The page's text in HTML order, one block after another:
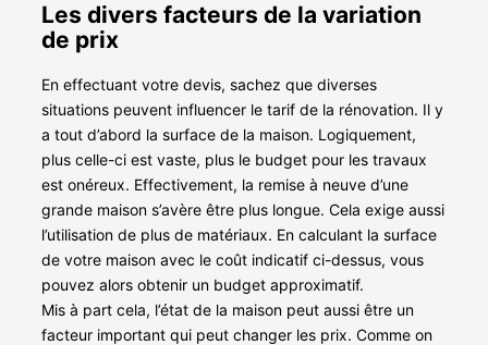
Les divers facteurs de la variation
de prix
En effectuant votre devis, sachez que diverses
situations peuvent influencer le tarif de la rénovation. Il y
a tout d’abord la surface de la maison. Logiquement,
plus celle-ci est vaste, plus le budget pour les travaux
est onéreux. Effectivement, la remise à neuve d’une
grande maison s’avère être plus longue. Cela exige aussi
l’utilisation de plus de matériaux. En calculant la surface
de votre maison avec le coût indicatif ci-dessus, vous
pouvez alors obtenir un budget approximatif.
Mis à part cela, l’état de la maison peut aussi être un
facteur important qui peut changer les prix. Comme on